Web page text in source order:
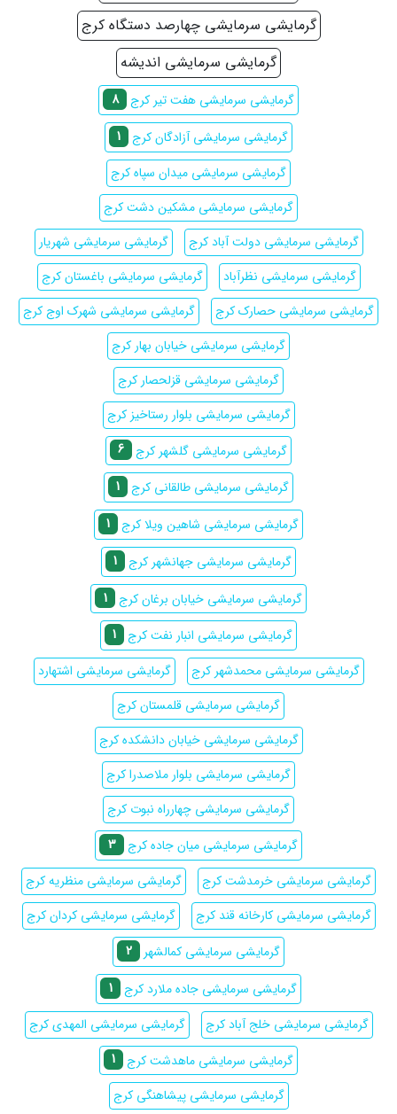
گرمایشی سرمایشی چهارصد دستگاه کرج
گرمایشی سرمایشی اندیشه
گرمایشی سرمایشی هفت تیر کرج
8
گرمایشی سرمایشی آزادگان کرج 1
گرمایشی سرمایشی میدان سپاه کرج
گرمایشی سرمایشی مشکین دشت کرج
گرمایشی سرمایشی دولت آباد کرج
گرمایشی سرمایشی شهریار
گرمایشی سرمایشی نظرآباد
گرمایشی سرمایشی باغستان کرج
گرمایشی سرمایشی حصارک کرج
گرمایشی سرمایشی شهرک اوج کرج
گرمایشی سرمایشی خیابان بهار کرج
گرمایشی سرمایشی قزلحصار کرج
گرمایشی سرمایشی بلوار رستاخیز کرج
گرمایشی سرمایشی گلشهر کرج 6
گرمایشی سرمایشی طالقانی کرج 1
گرمایشی سرمایشی شاهین ویلا کرج 1
گرمایشی سرمایشی جهانشهر کرج 1
گرمایشی سرمایشی خیابان برغان کرج 1
گرمایشی سرمایشی انبار نفت کرج 1
گرمایشی سرمایشی محمدشهر کرج
گرمایشی سرمایشی اشتهارد
گرمایشی سرمایشی قلمستان کرج
گرمایشی سرمایشی خیابان دانشکده کرج
گرمایشی سرمایشی بلوار ملاصدرا کرج
گرمایشی سرمایشی چهارراه نبوت کرج
گرمایشی سرمایشی میان جاده کرج
3
گرمایشی سرمایشی خرمدشت کرج
گرمایشی سرمایشی منظریه کرج
گرمایشی سرمایشی کارخانه قند کرج
گرمایشی سرمایشی کردان کرج
گرمایشی سرمایشی کمالشهر
2
گرمایشی سرمایشی جاده ملارد کرج
1
گرمایشی سرمایشی خلج آباد کرج
گرمایشی سرمایشی المهدی کرج
گرمایشی سرمایشی ماهدشت کرج 1
گرمایشی سرمایشی پیشاهنگی کرج